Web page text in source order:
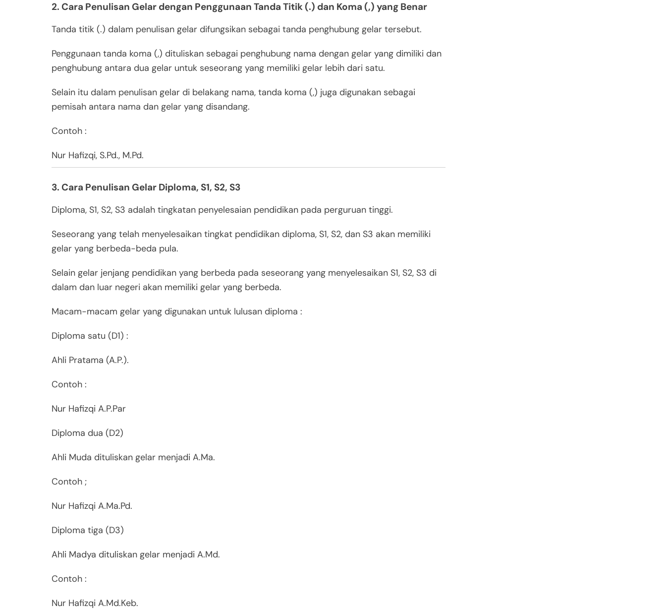
2. Cara Penulisan Gelar dengan Penggunaan Tanda Titik (.) dan Koma (,) yang Benar
Tanda titik (.) dalam penulisan gelar difungsikan sebagai tanda penghubung gelar tersebut.
Penggunaan tanda koma (,) dituliskan sebagai penghubung nama dengan gelar yang dimiliki dan
penghubung antara dua gelar untuk seseorang yang memiliki gelar lebih dari satu.
Selain itu dalam penulisan gelar di belakang nama, tanda koma (,) juga digunakan sebagai
pemisah antara nama dan gelar yang disandang.
Contoh :
Nur Hafizqi, S.Pd., M.Pd.
3. Cara Penulisan Gelar Diploma, S1, S2, S3
Diploma, S1, S2, S3 adalah tingkatan penyelesaian pendidikan pada perguruan tinggi.
Seseorang yang telah menyelesaikan tingkat pendidikan diploma, S1, S2, dan S3 akan memiliki
gelar yang berbeda-beda pula.
Selain gelar jenjang pendidikan yang berbeda pada seseorang yang menyelesaikan S1, S2, S3 di
dalam dan luar negeri akan memiliki gelar yang berbeda.
Macam-macam gelar yang digunakan untuk lulusan diploma :
Diploma satu (D1) :
Ahli Pratama (A.P.).
Contoh :
Nur Hafizqi A.P.Par
Diploma dua (D2)
Ahli Muda dituliskan gelar menjadi A.Ma.
Contoh ;
Nur Hafizqi A.Ma.Pd.
Diploma tiga (D3)
Ahli Madya dituliskan gelar menjadi A.Md.
Contoh :
Nur Hafizqi A.Md.Keb.